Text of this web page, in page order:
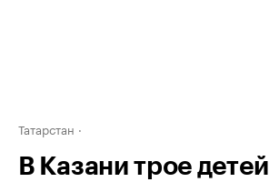
Татарстан
В Казани трое детей